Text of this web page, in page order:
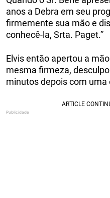
anos a Debra em seu
firmemente sua mão e
conhecê-la, Srta. Paget.”
Elvis então apertou a
mesma firmeza,
minutos depois com uma